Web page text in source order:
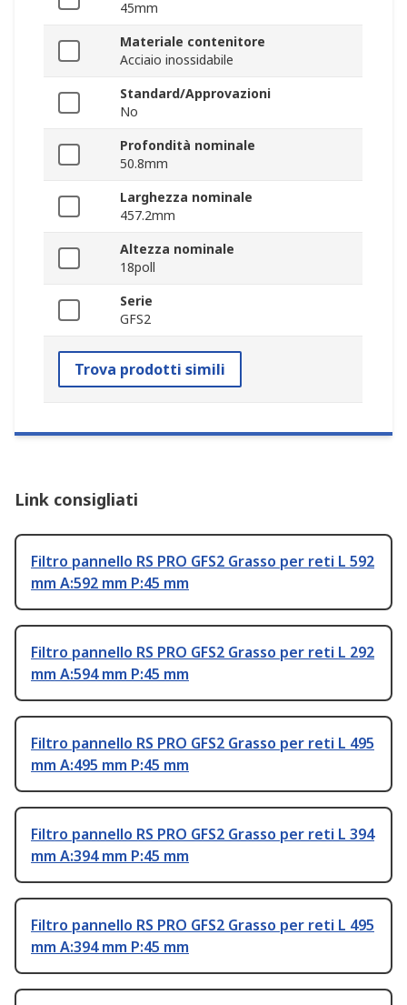
45mm
Materiale contenitore
Acciaio inossidabile
Standard/Approvazioni
No
Profondità nominale
50.8mm
Larghezza nominale
457.2mm
Altezza nominale
18poll
Serie
GFS2
Trova prodotti simili
Link consigliati
Filtro pannello RS PRO GFS2 Grasso per reti L 592
mm A:592 mm P:45 mm
Filtro pannello RS PRO GFS2 Grasso per reti L 292
mm A:594 mm P:45 mm
Filtro pannello RS PRO GFS2 Grasso per reti L 495
mm A:495 mm P:45 mm
Filtro pannello RS PRO GFS2 Grasso per reti L 394
mm A:394 mm P:45 mm
Filtro pannello RS PRO GFS2 Grasso per reti L 495
mm A:394 mm P:45 mm